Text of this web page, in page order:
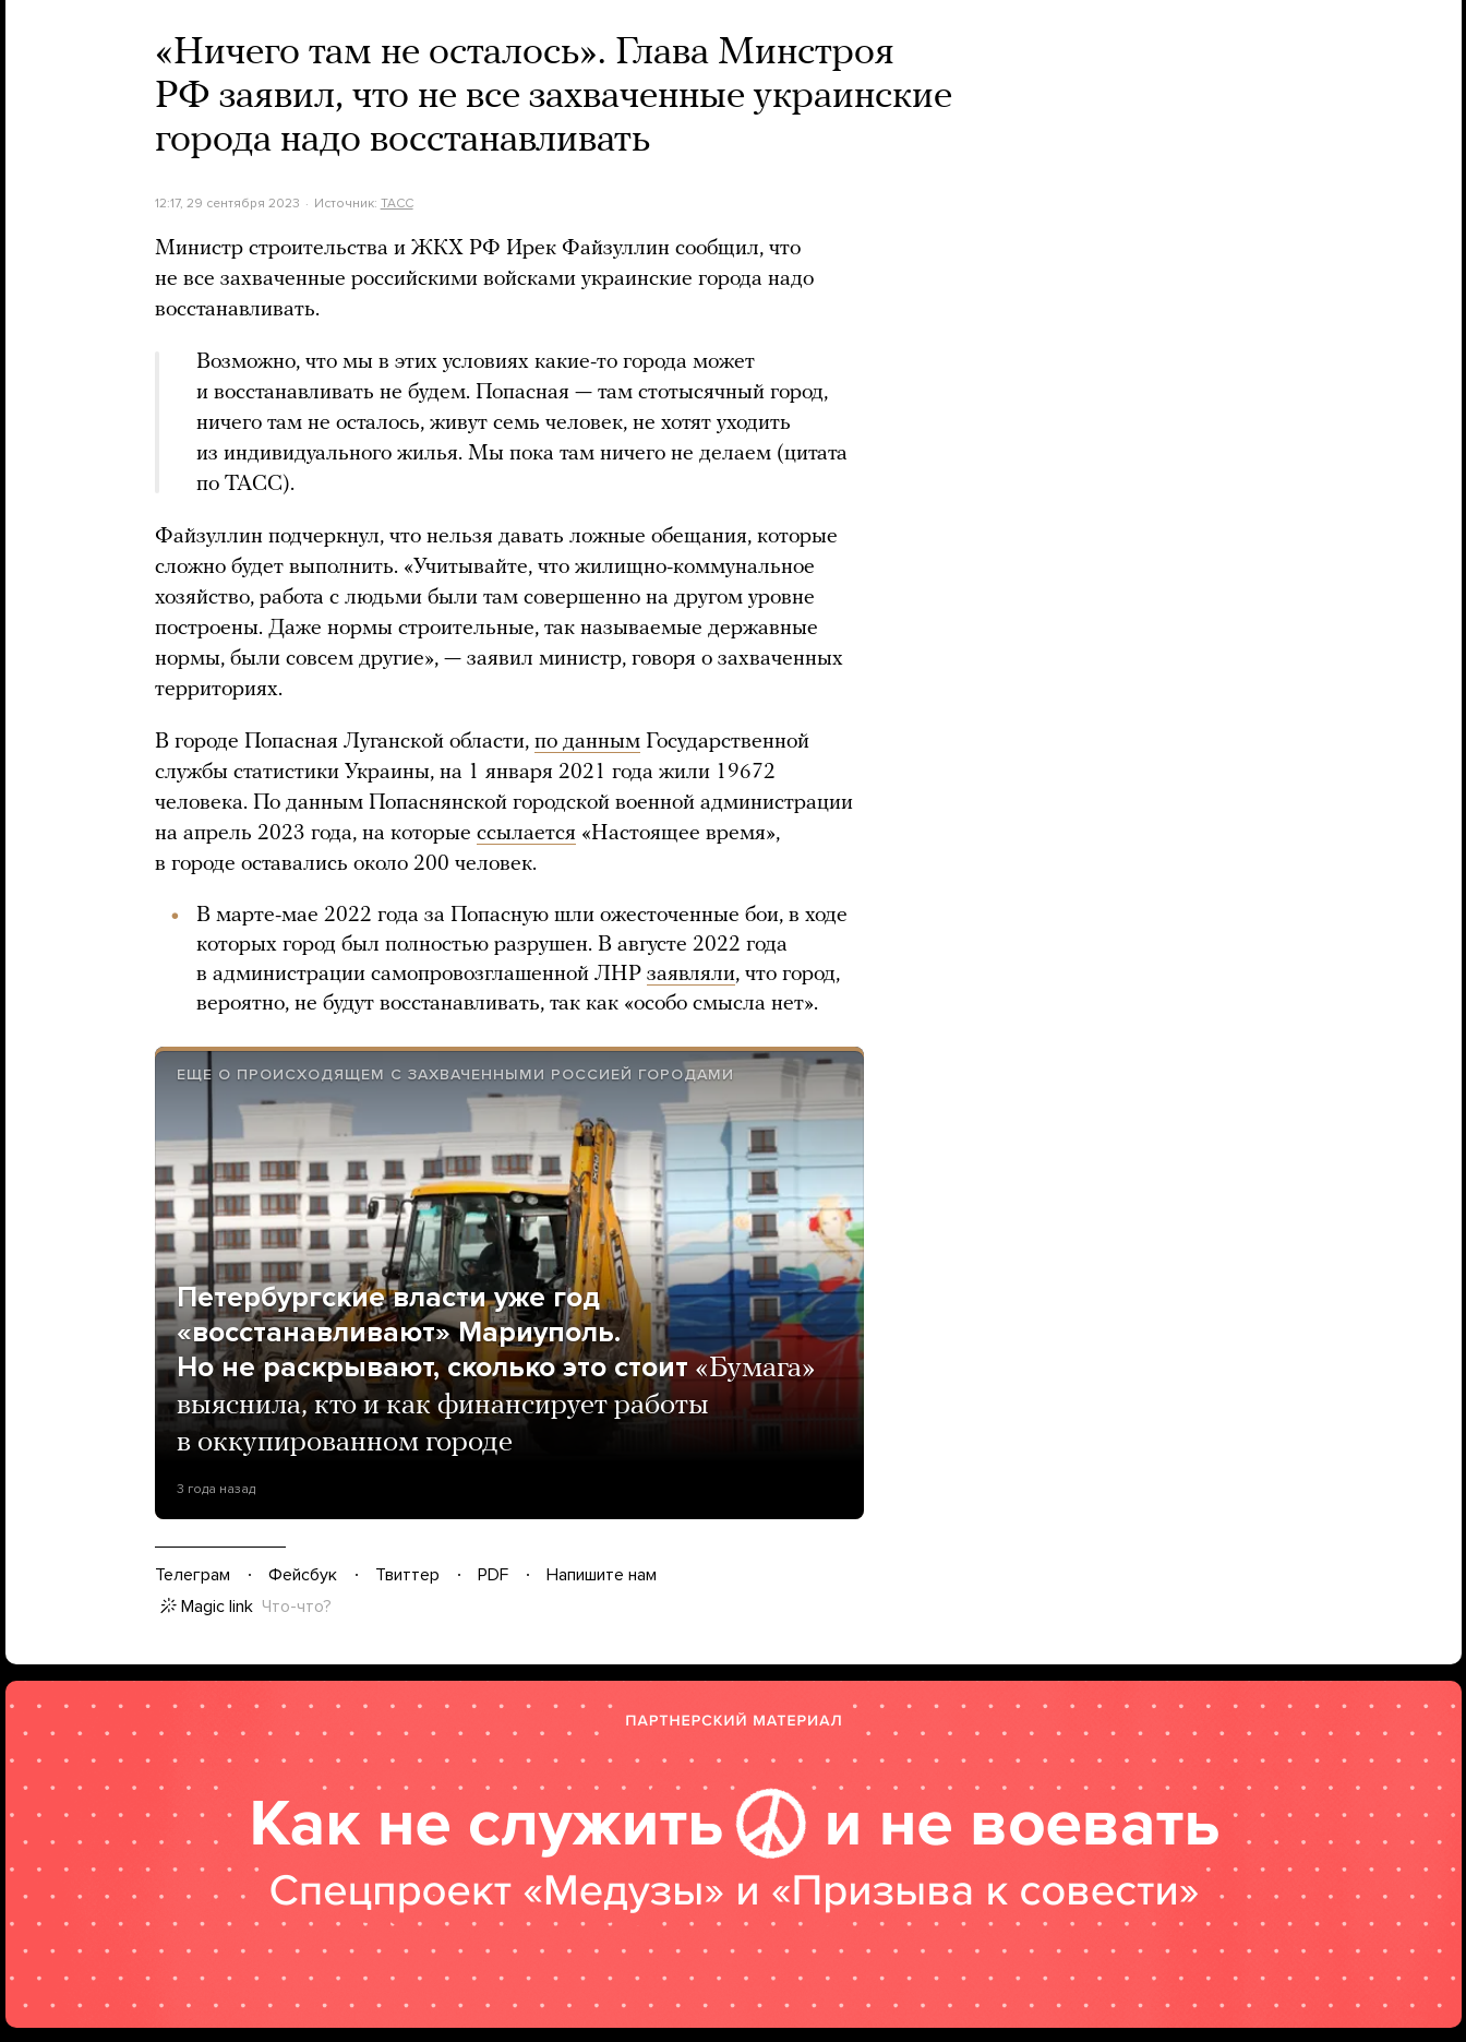
«Ничего там не осталось». Глава Минстроя
РФ заявил, что не все захваченные украинские
города надо восстанавливать
12:17, 29 сентября 2023 Источник: ТАСС
Министр строительства и ЖКХ РФ Ирек Файзуллин сообщил, что
не все захваченные российскими войсками украинские города надо
восстанавливать.
Возможно, что мы в этих условиях какие-то города может
и восстанавливать не будем. Попасная — там стотысячный город,
ничего там не осталось, живут семь человек, не хотят уходить
из индивидуального жилья. Мы пока там ничего не делаем (цитата
по ТАСС).
Файзуллин подчеркнул, что нельзя давать ложные обещания, которые
сложно будет выполнить. «Учитывайте, что жилищно-коммунальное
хозяйство, работа с людьми были там совершенно на другом уровне
построены. Даже нормы строительные, так называемые державные
нормы, были совсем другие», — заявил министр, говоря о захваченных
территориях.
В городе Попасная Луганской области, по данным Государственной
службы статистики Украины, на 1 января 2021 года жили 19672
человека. По данным Попаснянской городской военной администрации
на апрель 2023 года, на которые ссылается «Настоящее время»,
в городе оставались около 200 человек.
В марте-мае 2022 года за Попасную шли ожесточенные бои, в ходе
которых город был полностью разрушен. В августе 2022 года
в администрации самопровозглашенной ЛНР заявляли, что город,
вероятно, не будут восстанавливать, так как «особо смысла нет».
ЕЩЕ О ПРОИСХОДЯЩЕМ С ЗАХВАЧЕННЫМИ РОССИЕЙ ГОРОДАМИ
Петербургские власти уже год
«восстанавливают» Мариуполь.
Но не раскрывают, сколько это стоит «Бумага»
выяснила, кто и как финансирует работы
в оккупированном городе
3 года назад
Телеграм Фейсбук Твиттер PDF
Напишите нам
Magic link Что-что?